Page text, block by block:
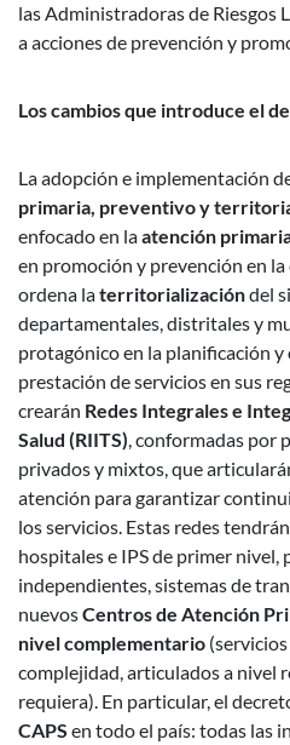
las Administradoras de Riesgos
a acciones de prevención y
Los cambios que introduce el
La adopción e implementación
primaria, preventivo y
enfocado en laatención
en promoción y prevención en
ordena laterritorializacióndel
departamentales, distritales y
protagónico en la planificación
prestación de servicios en sus
crearán Redes Integrales e
Salud (RIITS), conformadas por
privados y mixtos, que
atención para garantizar
los servicios. Estas redes
hospitales e IPS de primer nivel,
independientes, sistemas de
nuevosCentros de Atención
nivel complementario
complejidad, articulados a nivel
requiera). En particular, el
CAPS en todo el país: todas las